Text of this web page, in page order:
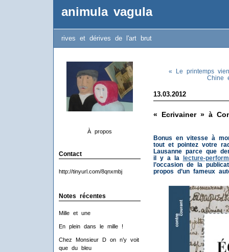
animula vagula
rives et dérives de l'art brut
À propos
Contact
http://tinyurl.com/8qnxmbj
Notes récentes
Mille et une
En plein dans le mille !
Chez Monsieur D on n’y voit
que du bleu
« Le printemps
Chine
13.03.2012
« Ecrivainer » à
Bonus en vitesse à
tout et pointez votre
Lausanne parce que
il y a la lecture-
l’occasion de la
propos d’un fameux